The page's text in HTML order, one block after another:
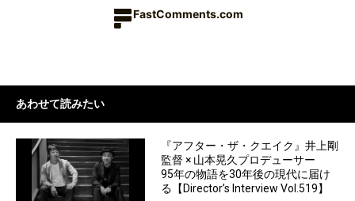
FastComments.com
あわせて読みたい
『アフター・ザ・クエイク』井上剛
監督 × 山本晃久プロデューサー
95年の物語を30年後の現代に届け
る【Director’s Interview Vol.519】